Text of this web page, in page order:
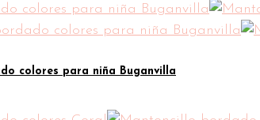
colores para niña Buganvilla